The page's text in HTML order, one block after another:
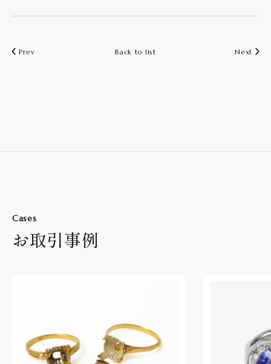
Prev Back to list Next
Cases
お取引事例